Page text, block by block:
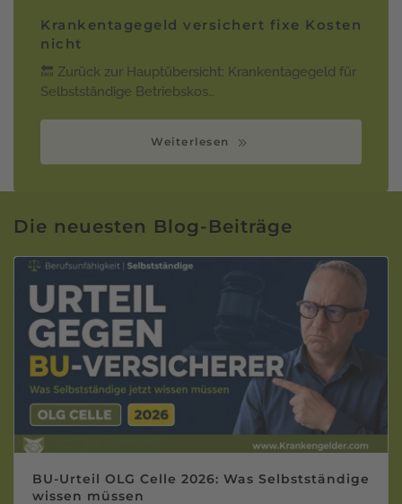
Krankentagegeld versichert fixe Kosten
nicht
🔙 Zurück zur Hauptübersicht: Krankentagegeld für
Selbstständige Betriebskos…
Weiterlesen
Die neuesten Blog-Beiträge
BU-Urteil OLG Celle 2026: Was Selbstständige
wissen müssen